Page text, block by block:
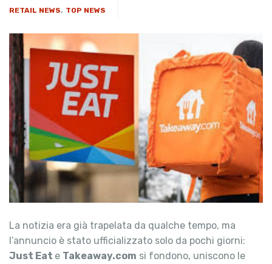
RETAIL NEWS, TOP NEWS
La notizia era già trapelata da qualche tempo, ma
l’annuncio è stato ufficializzato solo da pochi giorni:
Just Eat e Takeaway.com si fondono, uniscono le